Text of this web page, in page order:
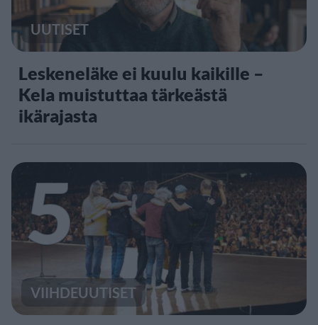
UUTISET
Leskeneläke ei kuulu kaikille –
Kela muistuttaa tärkeästä
ikärajasta
5
VIIHDEUUTISET